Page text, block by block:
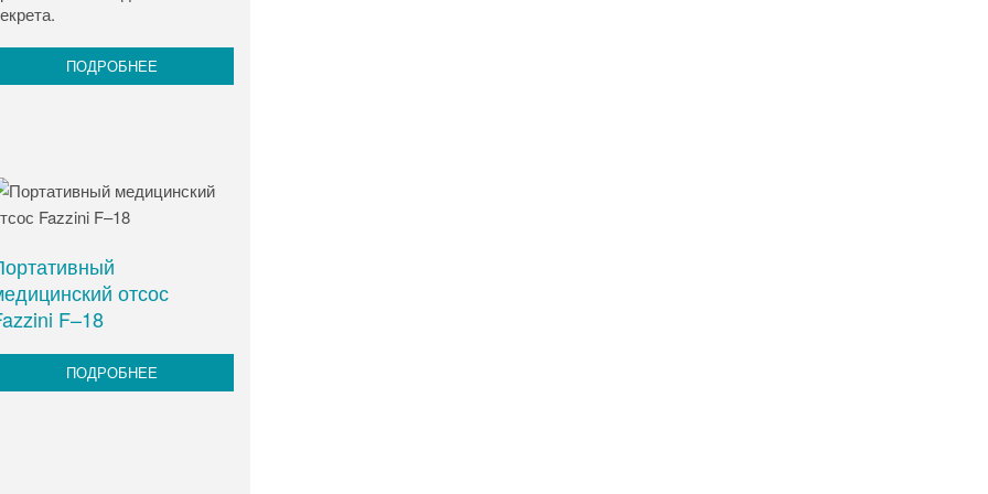
ПОДРОБНЕЕ
отсос
F–18
ПОДРОБНЕЕ